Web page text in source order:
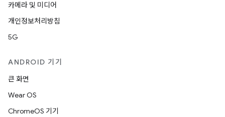
카메라 및 미디어
개인정보처리방침
5G
ANDROID 기기
큰 화면
Wear OS
ChromeOS 기기